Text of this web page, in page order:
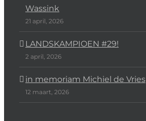
Wassink
21 april, 2026
LANDSKAMPIOEN #29!
2 april, 2026
in memoriam Michiel de Vries
12 maart, 2026